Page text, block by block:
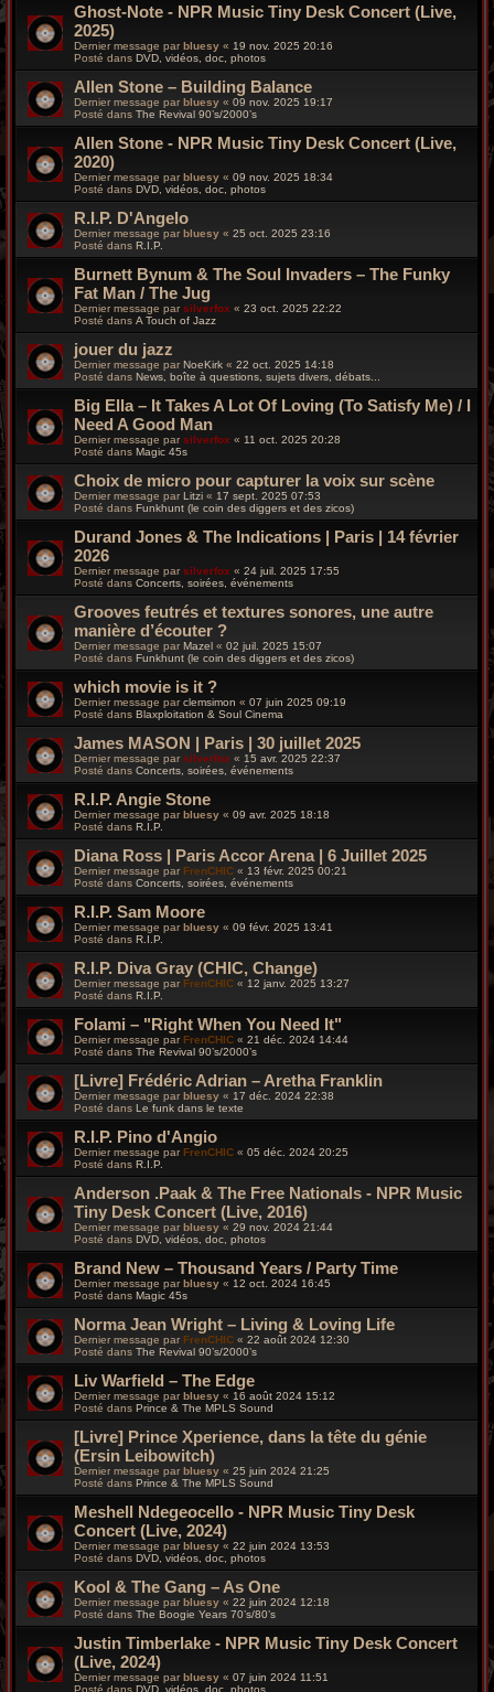
Ghost-Note - NPR Music Tiny Desk Concert (Live,
2025)
Dernier message par bluesy « 19 nov. 2025 20:16
Posté dans DVD, vidéos, doc, photos
Allen Stone – Building Balance
Dernier message par bluesy « 09 nov. 2025 19:17
Posté dans The Revival 90’s/2000’s
Allen Stone - NPR Music Tiny Desk Concert (Live,
2020)
Dernier message par bluesy « 09 nov. 2025 18:34
Posté dans DVD, vidéos, doc, photos
R.I.P. D'Angelo
Dernier message par bluesy « 25 oct. 2025 23:16
Posté dans R.I.P.
Burnett Bynum & The Soul Invaders – The Funky
Fat Man / The Jug
Dernier message par silverfox « 23 oct. 2025 22:22
Posté dans A Touch of Jazz
jouer du jazz
Dernier message par NoeKirk « 22 oct. 2025 14:18
Posté dans News, boîte à questions, sujets divers, débats...
Big Ella – It Takes A Lot Of Loving (To Satisfy Me) / I
Need A Good Man
Dernier message par silverfox « 11 oct. 2025 20:28
Posté dans Magic 45s
Choix de micro pour capturer la voix sur scène
Dernier message par Litzi « 17 sept. 2025 07:53
Posté dans Funkhunt (le coin des diggers et des zicos)
Durand Jones & The Indications | Paris | 14 février
2026
Dernier message par silverfox « 24 juil. 2025 17:55
Posté dans Concerts, soirées, événements
Grooves feutrés et textures sonores, une autre
manière d’écouter ?
Dernier message par Mazel « 02 juil. 2025 15:07
Posté dans Funkhunt (le coin des diggers et des zicos)
which movie is it ?
Dernier message parclemsimon « 07 juin 2025 09:19
Posté dans Blaxploitation & Soul Cinema
James MASON | Paris | 30 juillet 2025
Dernier message par silverfox « 15 avr. 2025 22:37
Posté dans Concerts, soirées, événements
R.I.P. Angie Stone
Dernier message parbluesy « 09 avr. 2025 18:18
Posté dans R.I.P.
Diana Ross | Paris Accor Arena | 6 Juillet 2025
Dernier message par FrenCHIC « 13 févr. 2025 00:21
Posté dans Concerts, soirées, événements
R.I.P. Sam Moore
Dernier message parbluesy « 09 févr. 2025 13:41
Posté dans R.I.P.
R.I.P. Diva Gray (CHIC, Change)
Dernier message par FrenCHIC « 12 janv. 2025 13:27
Posté dans R.I.P.
Folami – "Right When You Need It"
Dernier message parFrenCHIC « 21 déc. 2024 14:44
Posté dans The Revival 90’s/2000’s
[Livre] Frédéric Adrian – Aretha Franklin
Dernier message par bluesy « 17 déc. 2024 22:38
Posté dans Le funk dans le texte
R.I.P. Pino d'Angio
Dernier message parFrenCHIC « 05 déc. 2024 20:25
Posté dans R.I.P.
Anderson .Paak & The Free Nationals - NPR Music
Tiny Desk Concert (Live, 2016)
Dernier message par bluesy « 29 nov. 2024 21:44
Posté dans DVD, vidéos, doc, photos
Brand New – Thousand Years / Party Time
Dernier message parbluesy « 12 oct. 2024 16:45
Posté dans Magic 45s
Norma Jean Wright – Living & Loving Life
Dernier message par FrenCHIC « 22 août 2024 12:30
Posté dans The Revival 90’s/2000’s
Liv Warfield – The Edge
Dernier message parbluesy « 16 août 2024 15:12
Posté dans Prince & The MPLS Sound
[Livre] Prince Xperience, dans la tête du génie
(Ersin Leibowitch)
Dernier message par bluesy « 25 juin 2024 21:25
Posté dans Prince & The MPLS Sound
Meshell Ndegeocello - NPR Music Tiny Desk
Concert (Live, 2024)
Dernier message par bluesy « 22 juin 2024 13:53
Posté dans DVD, vidéos, doc, photos
Kool & The Gang – As One
Dernier message par bluesy « 22 juin 2024 12:18
Posté dans The Boogie Years 70’s/80’s
Justin Timberlake - NPR Music Tiny Desk Concert
(Live, 2024)
Dernier message par bluesy « 07 juin 2024 11:51
Posté dans DVD, vidéos, doc, photos